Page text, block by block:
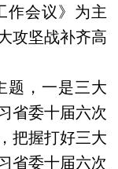
作会议》为主
攻坚战补齐高
题，一是三大
省委十届六次
把握打好三大
省委十届六次